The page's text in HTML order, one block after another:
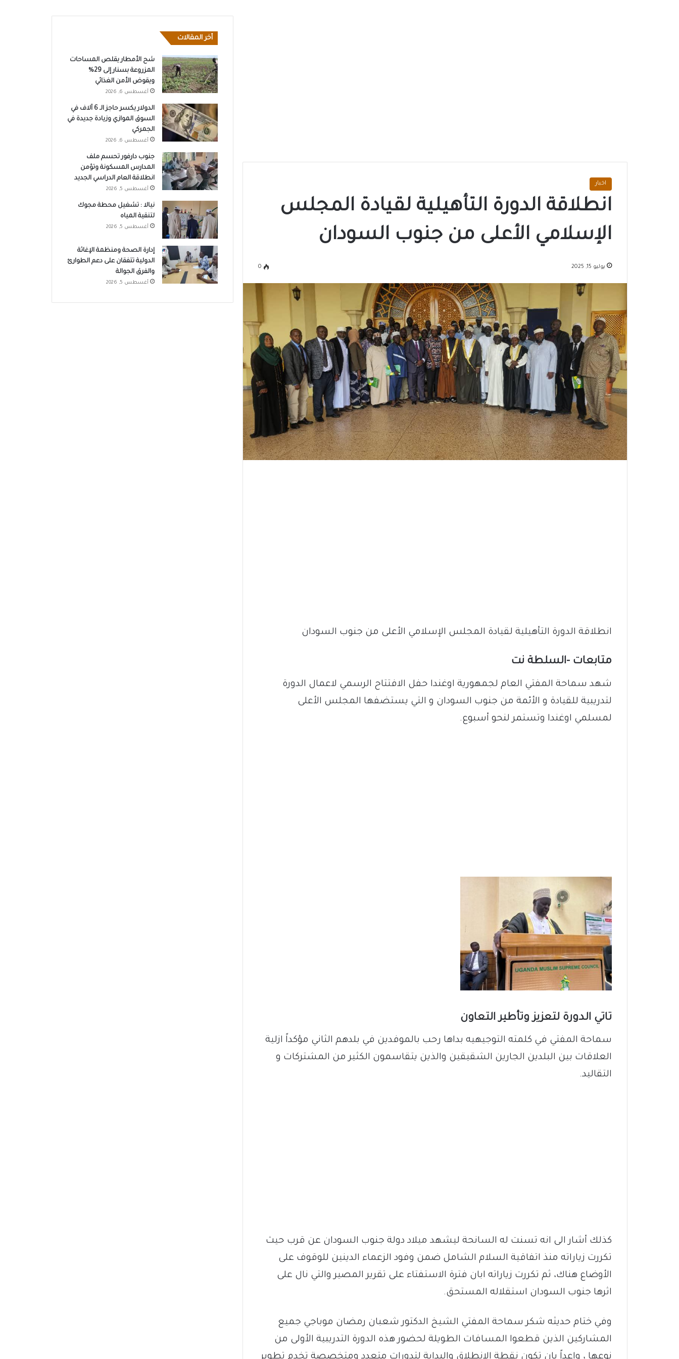
اخبار
انطلاقة الدورة التأهيلية لقيادة المجلس
الإسلامي الأعلى من جنوب السودان
يوليو 15, 2025 0
انطلاقة الدورة التأهيلية لقيادة المجلس الإسلامي الأعلى من جنوب السودان
متابعات -السلطة نت
شهد سماحة المفتي العام لجمهورية اوغندا حفل الافتتاح الرسمي لاعمال الدورة
لتدريبية للقيادة و الأئمة من جنوب السودان و التي يستضفها المجلس الأعلى
لمسلمي اوغندا وتستمر لنحو أسبوع.
تاتي الدورة لتعزيز وتأطير التعاون
سماحة المفتي في كلمته التوجيهيه بداها رحب بالموفدين في بلدهم الثاني مؤكداً ازلية
العلاقات بين البلدين الجارين الشقيقين والذين يتقاسمون الكثير من المشتركات و
التقاليد.
كذلك أشار الى انه تسنت له السانحة ليشهد ميلاد دولة جنوب السودان عن قرب حيث
تكررت زياراته منذ اتفاقية السلام الشامل ضمن وفود الزعماء الدينين للوقوف على
الأوضاع هناك، ثم تكررت زياراته ابان فترة الاستفتاء على تقرير المصير والتي نال على
اثرها جنوب السودان استقلاله المستحق.
وفي ختام حديثه شكر سماحة المفتي الشيخ الدكتور شعبان رمضان موباجي جميع
المشاركين الذين قطعوا المسافات الطويلة لحضور هذه الدورة التدريبية الأولى من
أخر المقالات
شح الأمطار يقلص المساحات
المزروعة بسنار إلى 29%
ويقوض الأمن الغذائي
أغسطس 6, 2026
الدولار يكسر حاجز الـ 6 آلاف في
السوق الموازي وزيادة جديدة في
الجمركي
أغسطس 6, 2026
جنوب دارفور تحسم ملف
المدارس المسكونة وتؤمن
انطلاقة العام الدراسي الجديد
أغسطس 5, 2026
نيالا : تشغيل محطة مجوك
لتنقية المياه
أغسطس 5, 2026
إدارة الصحة ومنظمة الإغاثة
الدولية تتفقان على دعم الطوارئ
والفرق الجوالة
أغسطس 5, 2026